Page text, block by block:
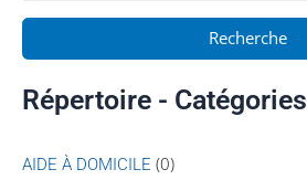
Recherche
Répertoire - Catégories
AIDE À DOMICILE (0)